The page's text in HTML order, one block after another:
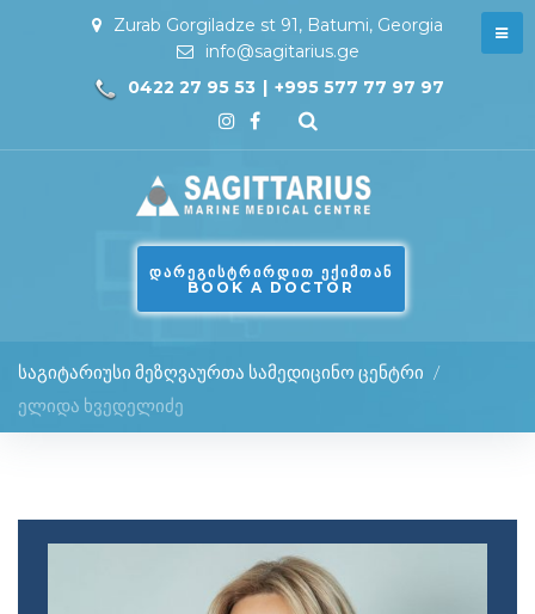
Zurab Gorgiladze st 91, Batumi, Georgia
info@sagitarius.ge
0422 27 95 53 | +995 577 77 97 97
ᲓᲐᲠᲔᲒᲘᲡᲢᲠᲘᲠᲓᲘᲗ ᲔᲥᲘᲛᲗᲐᲜ
BOOK A DOCTOR
საგიტარიუსი მეზღვაურთა სამედიცინო ცენტრი /
ელიდა ხვედელიძე